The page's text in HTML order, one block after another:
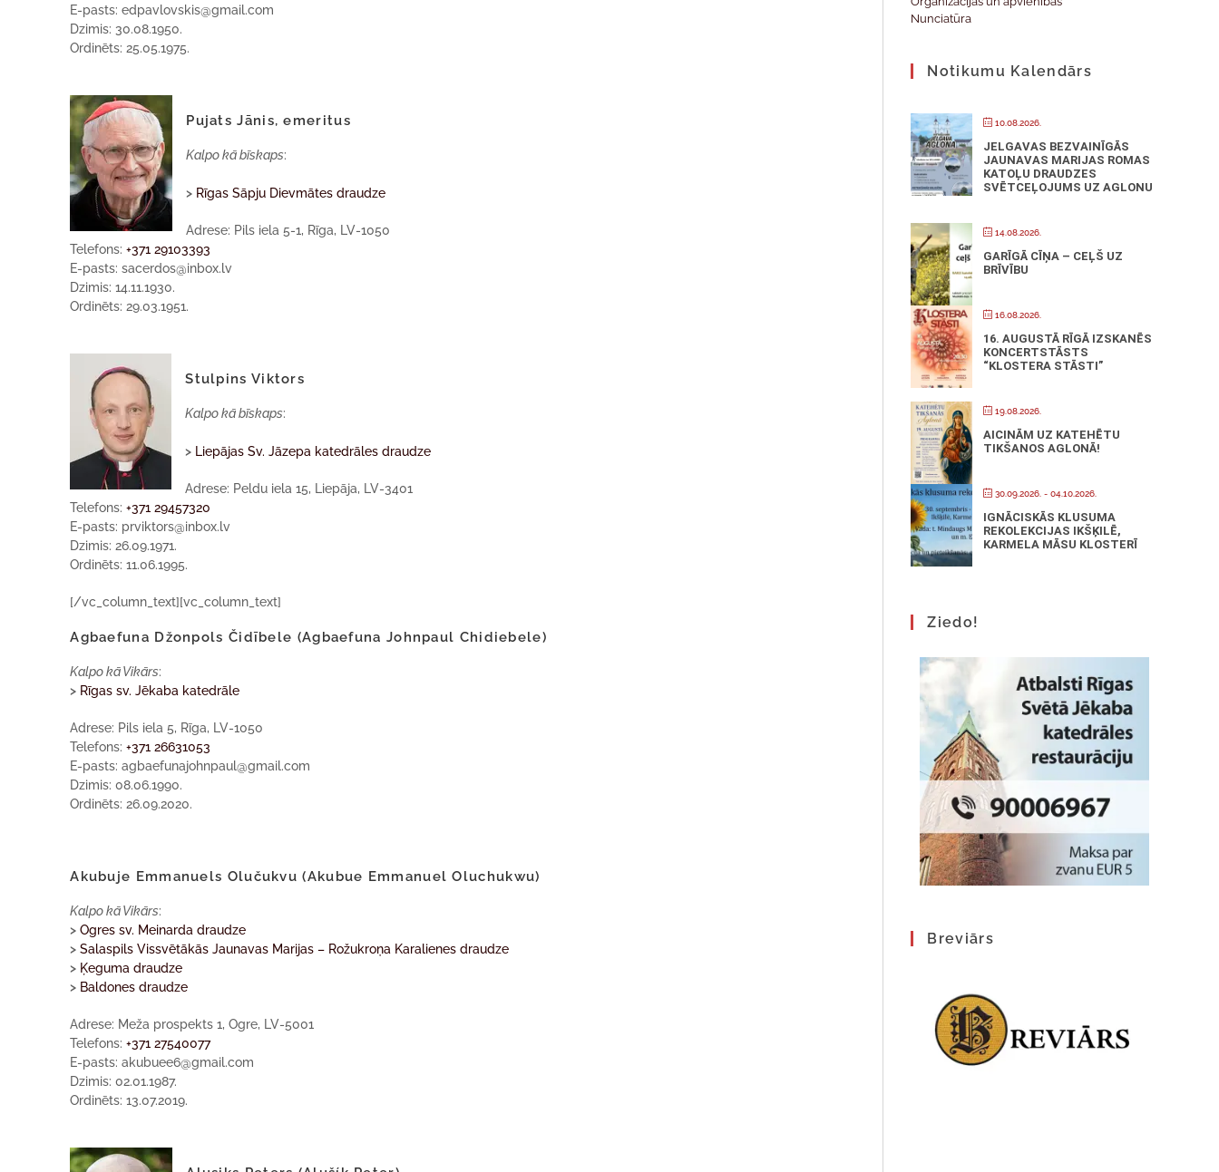
E-pasts: edpavlovskis@gmail.com
Dzimis: 30.08.1950.
Ordinēts: 25.05.1975.
Pujats Jānis, emeritus
Kalpo kā bīskaps:
> Rīgas Sāpju Dievmātes draudze
Adrese: Pils iela 5-1, Rīga, LV-1050
Telefons:+371 29103393
E-pasts: sacerdos@inbox.lv
Dzimis: 14.11.1930.
Ordinēts: 29.03.1951.
Stulpins Viktors
Kalpo kā bīskaps:
> Liepājas Sv. Jāzepa katedrāles draudze
Adrese: Peldu iela 15, Liepāja, LV-3401
Telefons:+371 29457320
E-pasts: prviktors@inbox.lv
Dzimis: 26.09.1971.
Ordinēts: 11.06.1995.
[/vc_column_text][vc_column_text]
Agbaefuna Džonpols Čidībele (Agbaefuna Johnpaul Chidiebele)
Kalpo kā Vikārs:
> Rīgas sv. Jēkaba katedrāle
Adrese: Pils iela 5, Rīga, LV-1050
Telefons:+371 26631053
E-pasts: agbaefunajohnpaul@gmail.com
Dzimis: 08.06.1990.
Ordinēts: 26.09.2020.
Akubuje Emmanuels Olučukvu (Akubue Emmanuel Oluchukwu)
Kalpo kā Vikārs:
> Ogres sv. Meinarda draudze
> Salaspils Vissvētākās Jaunavas Marijas – Rožukroņa Karalienes draudze
> Ķeguma draudze
> Baldones draudze
Adrese: Meža prospekts 1, Ogre, LV-5001
Telefons:+371 27540077
E-pasts: akubuee6@gmail.com
Dzimis: 02.01.1987.
Ordinēts: 13.07.2019.
Nunciatūra
Notikumu Kalendārs
10.08.2026.
JELGAVAS BEZVAINĪGĀS
JAUNAVAS MARIJAS ROMAS
KATOĻU DRAUDZES
SVĒTCEĻOJUMS UZ AGLONU
14.08.2026.
GARĪGĀ CĪŅA – CEĻŠ UZ
BRĪVĪBU
16.08.2026.
16. AUGUSTĀ RĪGĀ IZSKANĒS
KONCERTSTĀSTS
“KLOSTERA STĀSTI”
19.08.2026.
AICINĀM UZ KATEHĒTU
TIKŠANOS AGLONĀ!
30.09.2026. - 04.10.2026.
IGNĀCISKĀS KLUSUMA
REKOLEKCIJAS IKŠĶILĒ,
KARMELA MĀSU KLOSTERĪ
Ziedo!
Breviārs